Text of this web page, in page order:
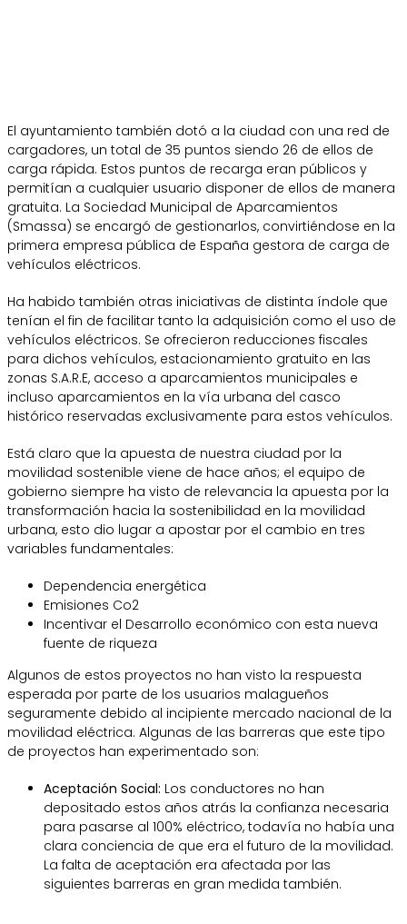
El ayuntamiento también dotó a la ciudad con una red de
cargadores, un total de 35 puntos siendo 26 de ellos de
carga rápida. Estos puntos de recarga eran públicos y
permitían a cualquier usuario disponer de ellos de manera
gratuita. La Sociedad Municipal de Aparcamientos
(Smassa) se encargó de gestionarlos, convirtiéndose en la
primera empresa pública de España gestora de carga de
vehículos eléctricos.
Ha habido también otras iniciativas de distinta índole que
tenían el fin de facilitar tanto la adquisición como el uso de
vehículos eléctricos. Se ofrecieron reducciones fiscales
para dichos vehículos, estacionamiento gratuito en las
zonas S.A.R.E, acceso a aparcamientos municipales e
incluso aparcamientos en la vía urbana del casco
histórico reservadas exclusivamente para estos vehículos.
Está claro que la apuesta de nuestra ciudad por la
movilidad sostenible viene de hace años; el equipo de
gobierno siempre ha visto de relevancia la apuesta por la
transformación hacia la sostenibilidad en la movilidad
urbana, esto dio lugar a apostar por el cambio en tres
variables fundamentales:
Dependencia energética
Emisiones Co2
Incentivar el Desarrollo económico con esta nueva
fuente de riqueza
Algunos de estos proyectos no han visto la respuesta
esperada por parte de los usuarios malagueños
seguramente debido al incipiente mercado nacional de la
movilidad eléctrica. Algunas de las barreras que este tipo
de proyectos han experimentado son:
Aceptación Social: Los conductores no han
depositado estos años atrás la confianza necesaria
para pasarse al 100% eléctrico, todavía no había una
clara conciencia de que era el futuro de la movilidad.
La falta de aceptación era afectada por las
siguientes barreras en gran medida también.